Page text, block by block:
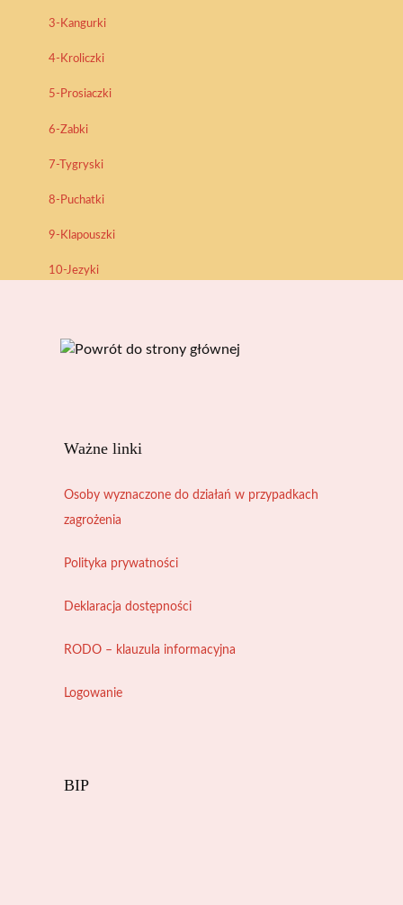
3-Kangurki
4-Kroliczki
5-Prosiaczki
6-Zabki
7-Tygryski
8-Puchatki
9-Klapouszki
10-Jezyki
Ważne linki
Osoby wyznaczone do działań w przypadkach
zagrożenia
Polityka prywatności
Deklaracja dostępności
RODO – klauzula informacyjna
Logowanie
BIP